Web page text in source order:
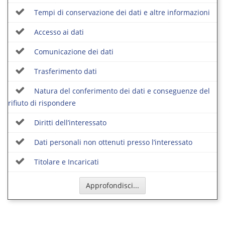
Tempi di conservazione dei dati e altre informazioni
Accesso ai dati
Comunicazione dei dati
Trasferimento dati
Natura del conferimento dei dati e conseguenze del
rifiuto di rispondere
Diritti dell’interessato
Dati personali non ottenuti presso l’interessato
Titolare e Incaricati
Approfondisci...